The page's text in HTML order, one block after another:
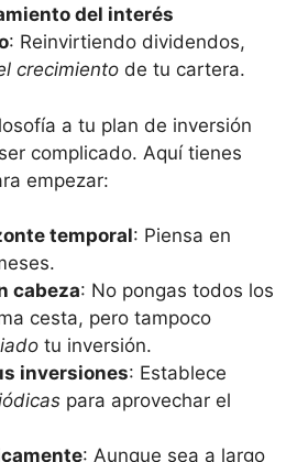
del interés
: Reinvirtiendo dividendos,
crecimiento de tu cartera.
⁣a tu plan de inversión
complicado. Aquí tienes
empezar:
temporal: Piensa en
cabeza: No pongas todos los
cesta, pero tampoco
tu inversión.
inversiones: Establece
para aprovechar el
: Aunque sea a largo